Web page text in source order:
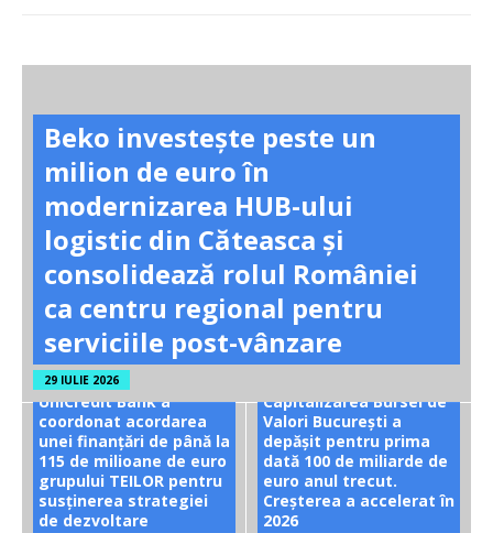
Beko investește peste un
milion de euro în
modernizarea HUB-ului
logistic din Căteasca și
consolidează rolul României
ca centru regional pentru
serviciile post-vânzare
29 IULIE 2026
UniCredit Bank a
coordonat acordarea
unei finanțări de până la
115 de milioane de euro
grupului TEILOR pentru
susținerea strategiei
de dezvoltare
Capitalizarea Bursei de
Valori București a
depășit pentru prima
dată 100 de miliarde de
euro anul trecut.
Creșterea a accelerat în
2026